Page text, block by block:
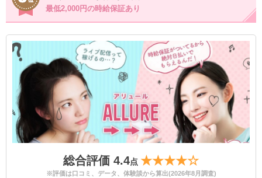
最低2,000円の時給保証あり
総合評価 4.4点 ★★★★☆
※評価は口コミ、データ、体験談から算出(2026年8月調査)